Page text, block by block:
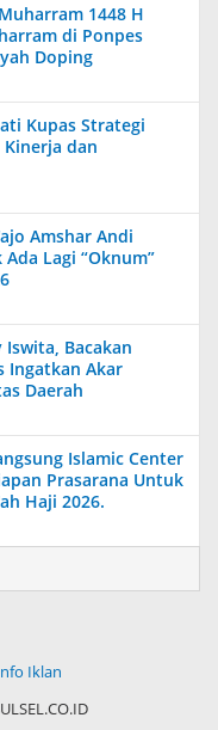
1448 H
di Ponpes
Doping
Kupas Strategi
Kinerja dan
Amshar Andi
Lagi “Oknum”
Iswita, Bacakan
Ingatkan Akar
Daerah
Islamic Center
Prasarana Untuk
Haji 2026.
Iklan